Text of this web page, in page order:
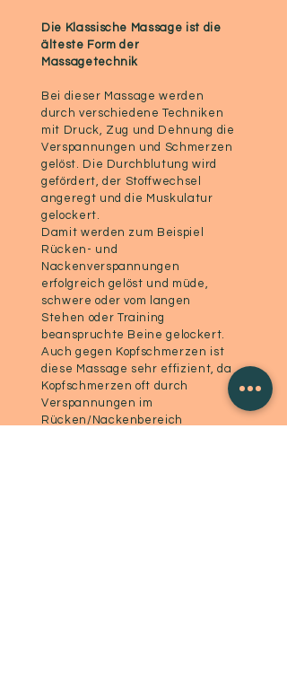
Die Klassische Massage ist die
älteste Form der
Massagetechnik
Bei dieser Massage werden
durch verschiedene Techniken
mit Druck, Zug und Dehnung die
Verspannungen und Schmerzen
gelöst. Die Durchblutung wird
gefördert, der Stoffwechsel
angeregt und die Muskulatur
gelockert.
Damit werden zum Beispiel
Rücken- und
Nackenverspannungen
erfolgreich gelöst und müde,
schwere oder vom langen
Stehen oder Training
beanspruchte Beine gelockert.
Auch gegen Kopfschmerzen ist
diese Massage sehr effizient, da
Kopfschmerzen oft durch
Verspannungen im
Rücken/Nackenbereich